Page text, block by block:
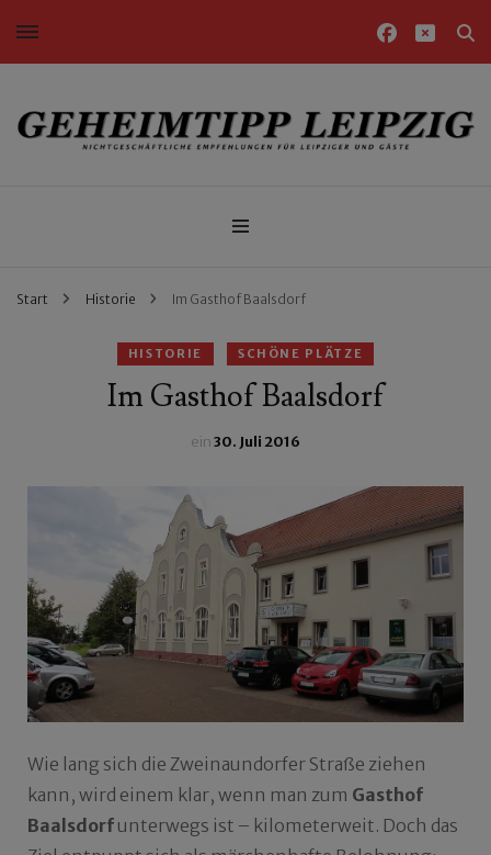
Nichtgeschäftliche Empfehlungen für Leipziger und Gäste
Start Historie Im Gasthof Baalsdorf
HISTORIE SCHÖNE PLÄTZE
Im Gasthof Baalsdorf
ein30. Juli 2016
Wie lang sich die Zweinaundorfer Straße ziehen
kann, wird einem klar, wenn man zum Gasthof
Baalsdorf unterwegs ist – kilometerweit. Doch das